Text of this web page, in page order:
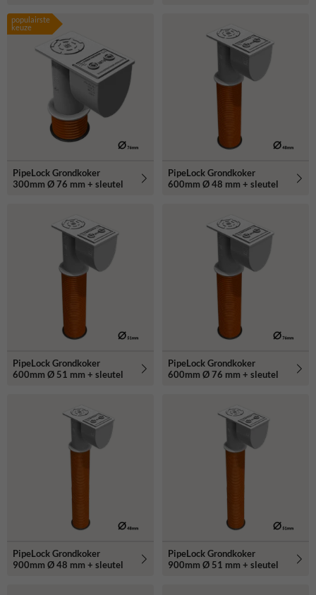
populairste
keuze
PipeLock Grondkoker
300mm Ø 76 mm + sleutel
PipeLock Grondkoker
600mm Ø 48 mm + sleutel
PipeLock Grondkoker
600mm Ø 51 mm + sleutel
PipeLock Grondkoker
600mm Ø 76 mm + sleutel
PipeLock Grondkoker
900mm Ø 48 mm + sleutel
PipeLock Grondkoker
900mm Ø 51 mm + sleutel